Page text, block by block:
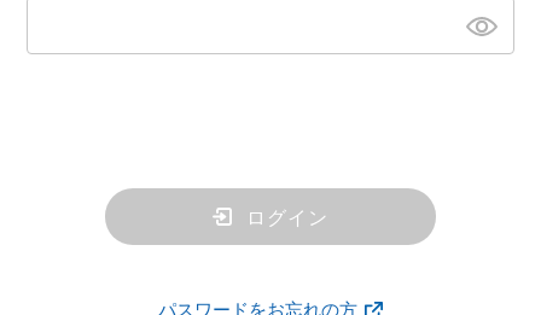
ログイン
パスワードをお忘れの方